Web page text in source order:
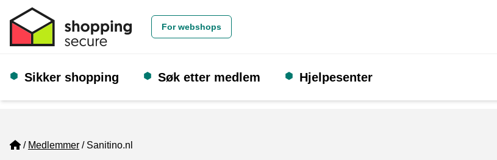
For webshops
Sikker shopping Søk etter medlem Hjelpesenter
Home
Medlemmer Sanitino.nl